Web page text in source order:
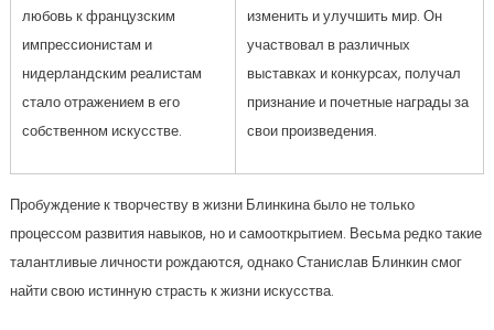
любовь к французским
импрессионистам и
нидерландским реалистам
стало отражением в его
собственном искусстве.
изменить и улучшить мир. Он
участвовал в различных
выставках и конкурсах, получал
признание и почетные награды за
свои произведения.
Пробуждение к творчеству в жизни Блинкина было не только
процессом развития навыков, но и самооткрытием. Весьма редко такие
талантливые личности рождаются, однако Станислав Блинкин смог
найти свою истинную страсть к жизни искусства.